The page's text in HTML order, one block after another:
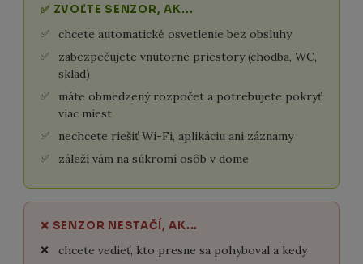
✅ ZVOĽTE SENZOR, AK...
chcete automatické osvetlenie bez obsluhy
zabezpečujete vnútorné priestory (chodba, WC,
sklad)
máte obmedzený rozpočet a potrebujete pokryť
viac miest
nechcete riešiť Wi-Fi, aplikáciu ani záznamy
záleží vám na súkromí osôb v dome
❌ SENZOR NESTAČÍ, AK...
chcete vedieť, kto presne sa pohyboval a kedy